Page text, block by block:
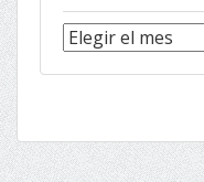
Noticias
(archivo)